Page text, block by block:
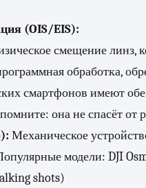
(OIS/EIS):
смещение линз,
обработка,
смартфонов имеют
она не спасёт от
Механическое
модели: DJI
shots)